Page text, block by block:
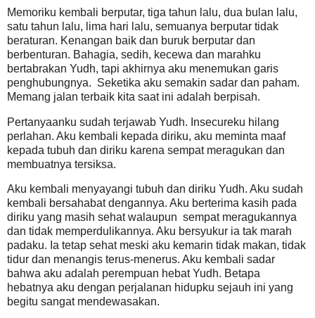
Memoriku kembali berputar, tiga tahun lalu, dua bulan lalu,
satu tahun lalu, lima hari lalu, semuanya berputar tidak
beraturan. Kenangan baik dan buruk berputar dan
berbenturan. Bahagia, sedih, kecewa dan marahku
bertabrakan Yudh, tapi akhirnya aku menemukan garis
penghubungnya. Seketika aku semakin sadar dan paham.
Memang jalan terbaik kita saat ini adalah berpisah.
Pertanyaanku sudah terjawab Yudh. Insecureku hilang
perlahan. Aku kembali kepada diriku, aku meminta maaf
kepada tubuh dan diriku karena sempat meragukan dan
membuatnya tersiksa.
Aku kembali menyayangi tubuh dan diriku Yudh. Aku sudah
kembali bersahabat dengannya. Aku berterima kasih pada
diriku yang masih sehat walaupun sempat meragukannya
dan tidak memperdulikannya. Aku bersyukur ia tak marah
padaku. Ia tetap sehat meski aku kemarin tidak makan, tidak
tidur dan menangis terus-menerus. Aku kembali sadar
bahwa aku adalah perempuan hebat Yudh. Betapa
hebatnya aku dengan perjalanan hidupku sejauh ini yang
begitu sangat mendewasakan.